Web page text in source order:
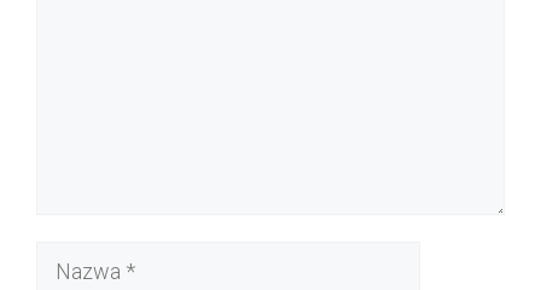
Nazwa